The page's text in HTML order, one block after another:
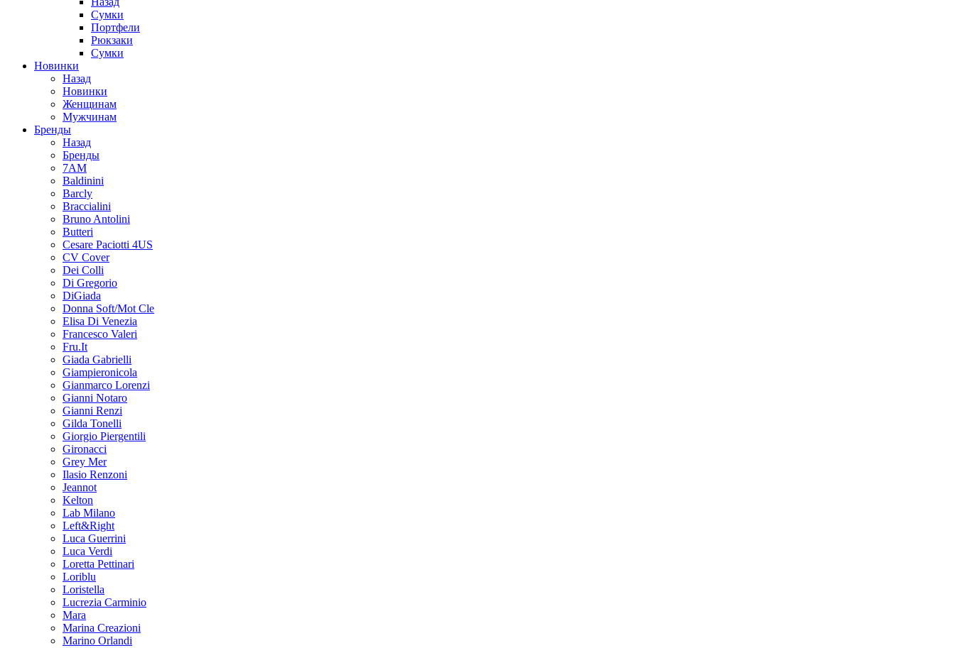
Сумки
Портфели
Рюкзаки
Сумки
Новинки
Назад
Новинки
Женщинам
Мужчинам
Бренды
Назад
Бренды
7AM
Baldinini
Barcly
Braccialini
Bruno Antolini
Butteri
Cesare Paciotti 4US
CV Cover
Dei Colli
Di Gregorio
DiGiada
Donna Soft/Mot Cle
Elisa Di Venezia
Francesco Valeri
Fru.It
Giada Gabrielli
Giampieronicola
Gianmarco Lorenzi
Gianni Notaro
Gianni Renzi
Gilda Tonelli
Giorgio Piergentili
Gironacci
Grey Mer
Ilasio Renzoni
Jeannot
Kelton
Lab Milano
Left&Right
Luca Guerrini
Luca Verdi
Loretta Pettinari
Loriblu
Loristella
Lucrezia Carminio
Mara
Marina Creazioni
Marino Orlandi